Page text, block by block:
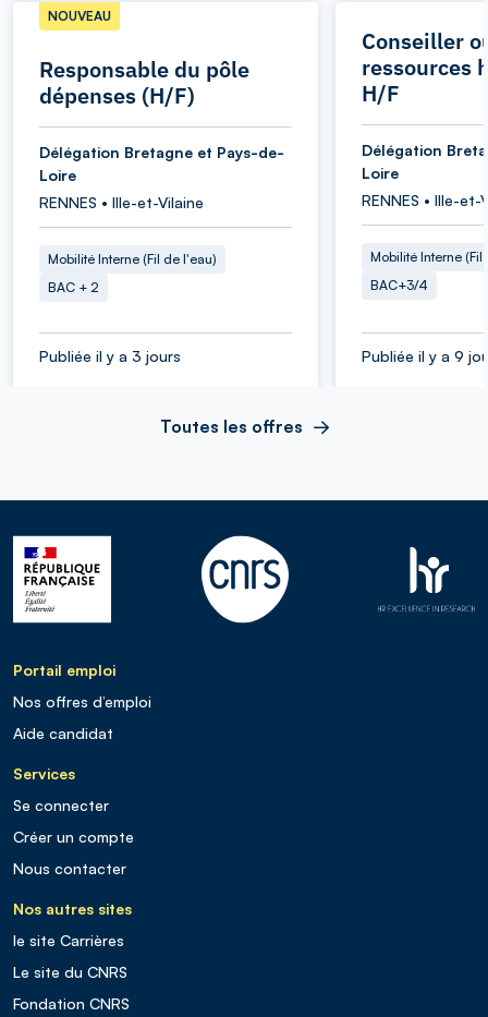
Responsable du pôle
dépenses (H/F)
NOUVEAU
Délégation Bretagne et Pays-de-
Loire
RENNES • Ille-et-Vilaine
Mobilité Interne (Fil de l'eau)
BAC + 2
Publiée il y a 3 jours
Conseiller
ressources
H/F
Délégation
Loire
RENNES • Ille-et-
Mobilité Interne (Fil
BAC+3/4
Publiée il y a 9
Toutes les offres
Portail emploi
Nos offres d’emploi
Aide candidat
Services
Se connecter
Créer un compte
Nous contacter
Nos autres sites
le site Carrières
Le site du CNRS
Fondation CNRS